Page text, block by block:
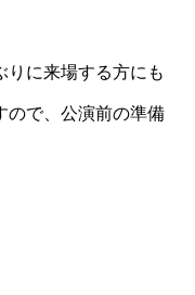
りに来場する方にも
ので、公演前の準備